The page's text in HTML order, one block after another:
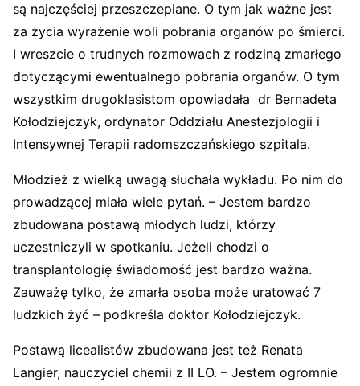
są najczęściej przeszczepiane. O tym jak ważne jest
za życia wyrażenie woli pobrania organów po śmierci.
I wreszcie o trudnych rozmowach z rodziną zmarłego
dotyczącymi ewentualnego pobrania organów. O tym
wszystkim drugoklasistom opowiadała dr Bernadeta
Kołodziejczyk, ordynator Oddziału Anestezjologii i
Intensywnej Terapii radomszczańskiego szpitala.
Młodzież z wielką uwagą słuchała wykładu. Po nim do
prowadzącej miała wiele pytań. – Jestem bardzo
zbudowana postawą młodych ludzi, którzy
uczestniczyli w spotkaniu. Jeżeli chodzi o
transplantologię świadomość jest bardzo ważna.
Zauważę tylko, że zmarła osoba może uratować 7
ludzkich żyć – podkreśla doktor Kołodziejczyk.
Postawą licealistów zbudowana jest też Renata
Langier, nauczyciel chemii z II LO. – Jestem ogromnie